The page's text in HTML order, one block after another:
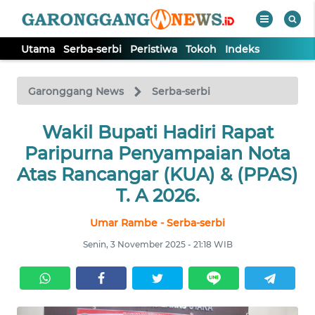
Utama Serba-serbi Peristiwa Tokoh Indeks
Garonggang News Serba-serbi
Wakil Bupati Hadiri Rapat
Paripurna Penyampaian Nota
Atas Rancangar (KUA) & (PPAS)
T. A 2026.
Umar Rambe - Serba-serbi
Senin, 3 November 2025 - 21:18 WIB
Tutup
UTAMA
SERBA-
SERBI
TOKOH